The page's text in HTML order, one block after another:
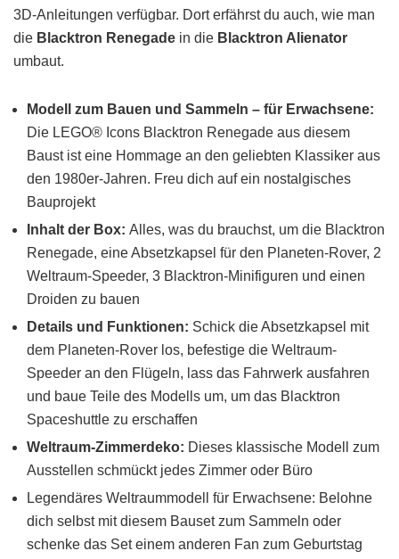
3D-Anleitungen verfügbar. Dort erfährst du auch, wie man
die Blacktron Renegade in die Blacktron Alienator
umbaut.
Modell zum Bauen und Sammeln – für Erwachsene:
Die LEGO® Icons Blacktron Renegade aus diesem
Baust ist eine Hommage an den geliebten Klassiker aus
den 1980er-Jahren. Freu dich auf ein nostalgisches
Bauprojekt
Inhalt der Box: Alles, was du brauchst, um die Blacktron
Renegade, eine Absetzkapsel für den Planeten-Rover, 2
Weltraum-Speeder, 3 Blacktron-Minifiguren und einen
Droiden zu bauen
Details und Funktionen: Schick die Absetzkapsel mit
dem Planeten-Rover los, befestige die Weltraum-
Speeder an den Flügeln, lass das Fahrwerk ausfahren
und baue Teile des Modells um, um das Blacktron
Spaceshuttle zu erschaffen
Weltraum-Zimmerdeko: Dieses klassische Modell zum
Ausstellen schmückt jedes Zimmer oder Büro
Legendäres Weltraummodell für Erwachsene: Belohne
dich selbst mit diesem Bauset zum Sammeln oder
schenke das Set einem anderen Fan zum Geburtstag